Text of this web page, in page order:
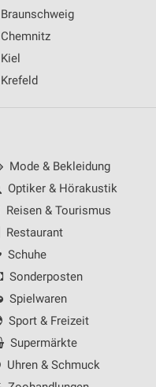
Braunschweig
Chemnitz
Kiel
Krefeld
Mode & Bekleidung
Optiker & Hörakustik
Reisen & Tourismus
Restaurant
Schuhe
Sonderposten
Spielwaren
Sport & Freizeit
Supermärkte
Uhren & Schmuck